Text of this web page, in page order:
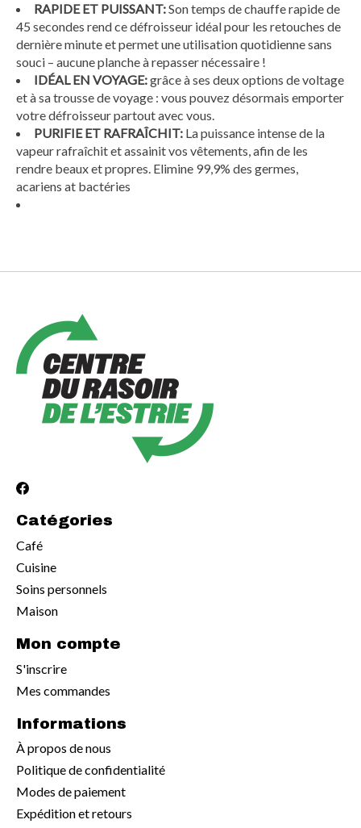
RAPIDE ET PUISSANT:Son temps de chauffe rapide de
45 secondes rend ce défroisseur idéal pour les retouches de
dernière minute et permet une utilisation quotidienne sans
souci – aucune planche à repasser nécessaire !
IDÉAL EN VOYAGE:grâce à ses deux options de voltage
et à sa trousse de voyage : vous pouvez désormais emporter
votre défroisseur partout avec vous.
PURIFIE ET RAFRAÎCHIT: La puissance intense de la
vapeur rafraîchit et assainit vos vêtements, afin de les
rendre beaux et propres. Elimine 99,9% des germes,
acariens at bactéries
Catégories
Café
Cuisine
Soins personnels
Maison
Mon compte
S'inscrire
Mes commandes
Informations
À propos de nous
Politique de confidentialité
Modes de paiement
Expédition et retours